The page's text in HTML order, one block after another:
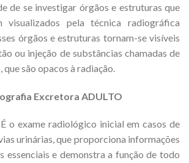
de se investigar órgãos e estruturas que
visualizados pela técnica radiográfica
órgãos e estruturas tornam-se visíveis
ou injeção de substâncias chamadas de
que são opacos à radiação.
Excretora ADULTO
É o exame radiológico inicial em casos de
urinárias, que proporciona informações
essenciais e demonstra a função de todo